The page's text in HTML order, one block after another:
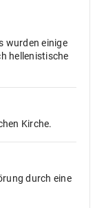
wurden einige
hellenistische
Kirche.
durch eine